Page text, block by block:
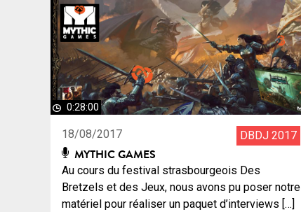
0:28:00
18/08/2017 DBDJ 2017
MYTHIC GAMES
Au cours du festival strasbourgeois Des
Bretzels et des Jeux, nous avons pu poser notre
matériel pour réaliser un paquet d’interviews […]